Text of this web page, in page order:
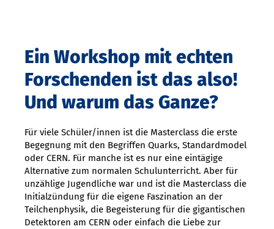
Ein Workshop mit echten
Forschenden ist das also!
Und warum das Ganze?
Für viele Schüler/innen ist die Masterclass die erste
Begegnung mit den Begriffen Quarks, Standardmodel
oder CERN. Für manche ist es nur eine eintägige
Alternative zum normalen Schulunterricht. Aber für
unzählige Jugendliche war und ist die Masterclass die
Initialzündung für die eigene Faszination an der
Teilchenphysik, die Begeisterung für die gigantischen
Detektoren am CERN oder einfach die Liebe zur